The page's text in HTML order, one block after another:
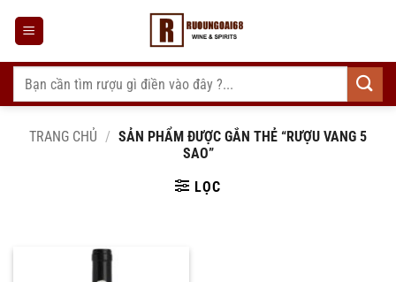
dung
Tìm
kiếm:
TRANG CHỦ / SẢN PHẨM ĐƯỢC GẮN THẺ “RƯỢU VANG 5
SAO”
LỌC